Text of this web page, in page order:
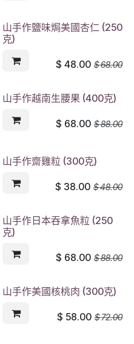
山手作鹽味焗美國杏仁 (250
克)
$ 48.00 $68.00
山手作越南生腰果 (400克)
$ 68.00 $88.00
山手作齋雞粒 (300克)
$ 38.00 $48.00
山手作日本吞拿魚粒 (250
克)
$ 68.00 $88.00
山手作美國核桃肉 (300克)
$ 58.00 $72.00